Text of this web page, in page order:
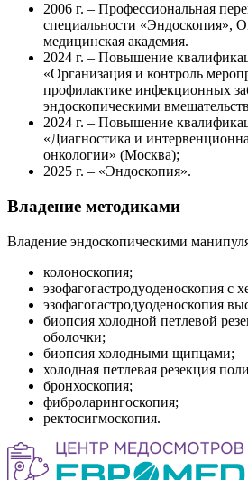
2006 г. – Профессиональная
специальности «Эндоскопия»,
медицинская академия.
2024 г. – Повышение
«Организация и контроль
профилактике инфекционных
эндоскопическими
2024 г. – Повышение
«Диагностика и
онкологии» (Москва);
2025 г. – «Эндоскопия».
Владение методиками
Владение эндоскопическими
колоноскопия;
эзофагогастродуоденоскопия с
эзофагогастродуоденоскопия
биопсия холодной петлевой
оболочки;
биопсия холодными щипцами;
холодная петлевая резекция
бронхоскопия;
фиброларингоскопия;
ректосигмоскопия.